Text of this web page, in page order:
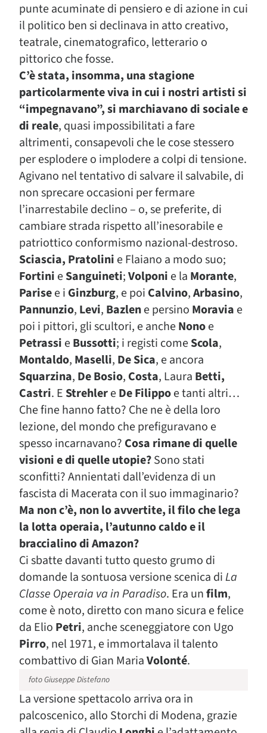
punte acuminate di pensiero e di azione in cui
il politico ben si declinava in atto creativo,
teatrale, cinematografico, letterario o
pittorico che fosse.
C’è stata, insomma, una stagione
particolarmente viva in cui i nostri artisti si
“impegnavano”, si marchiavano di sociale e
di reale, quasi impossibilitati a fare
altrimenti, consapevoli che le cose stessero
per esplodere o implodere a colpi di tensione.
Agivano nel tentativo di salvare il salvabile, di
non sprecare occasioni per fermare
l’inarrestabile declino – o, se preferite, di
cambiare strada rispetto all’inesorabile e
patriottico conformismo nazional-destroso.
Sciascia, Pratolini e Flaiano a modo suo;
Fortini eSanguineti;Volponi e la Morante,
Parisee i Ginzburg, e poi Calvino,Arbasino,
Pannunzio, Levi, Bazlene persino Moravia e
poi i pittori, gli scultori, e ancheNonoe
Petrassi eBussotti; i registi comeScola,
Montaldo, Maselli, De Sica, e ancora
Squarzina, De Bosio, Costa, Laura Betti,
Castri. E StrehlereDe Filippoe tanti altri…
Che fine hanno fatto? Che ne è della loro
lezione, del mondo che prefiguravano e
spesso incarnavano? Cosa rimane di quelle
visioni e di quelle utopie?Sono stati
sconfitti? Annientati dall’evidenza di un
fascista di Macerata con il suo immaginario?
Ma non c’è, non lo avvertite, il filo che lega
la lotta operaia, l’autunno caldo e il
braccialino di Amazon?
Ci sbatte davanti tutto questo grumo di
domande la sontuosa versione scenica diLa
Classe Operaia va in Paradiso. Era unfilm,
come è noto, diretto con mano sicura e felice
da Elio Petri, anche sceneggiatore con Ugo
Pirro, nel 1971, e immortalava il talento
combattivo di Gian MariaVolonté.
foto Giuseppe Distefano
La versione spettacolo arriva ora in
palcoscenico, allo Storchi di Modena, grazie